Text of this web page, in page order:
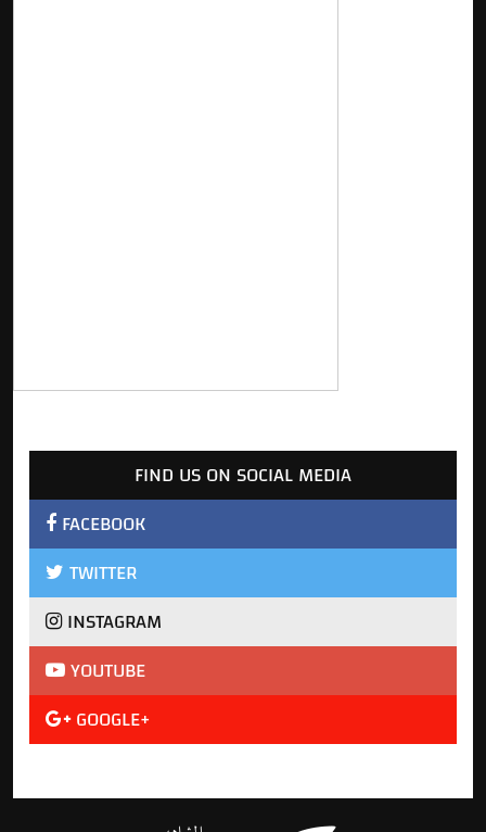
FIND US ON SOCIAL MEDIA
FACEBOOK
TWITTER
INSTAGRAM
YOUTUBE
GOOGLE+